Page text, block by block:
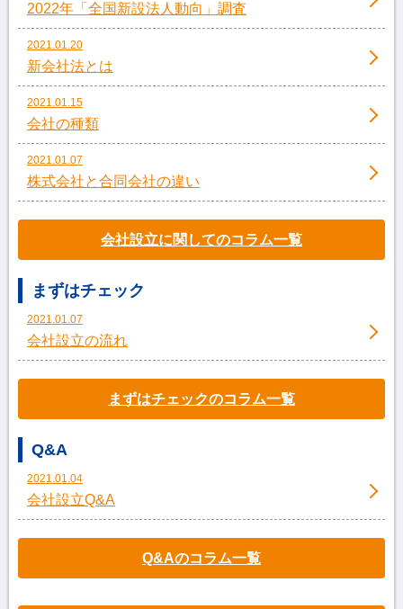
2022年「全国新設法人動向」調査
2021.01.20
新会社法とは
2021.01.15
会社の種類
2021.01.07
株式会社と合同会社の違い
会社設立に関してのコラム一覧
まずはチェック
2021.01.07
会社設立の流れ
まずはチェックのコラム一覧
Q&A
2021.01.04
会社設立Q&A
Q&Aのコラム一覧